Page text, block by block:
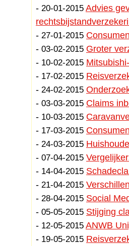
- 20-01-2015 Advies
- 27-01-2015
- 03-02-2015 Groter
- 10-02-2015
- 17-02-2015
- 24-02-2015
- 03-03-2015 Claims
- 10-03-2015
- 17-03-2015
- 24-03-2015
- 07-04-2015
- 14-04-2015
- 21-04-2015
- 28-04-2015 Social
- 05-05-2015 Stijging
- 12-05-2015 ANWB
- 19-05-2015